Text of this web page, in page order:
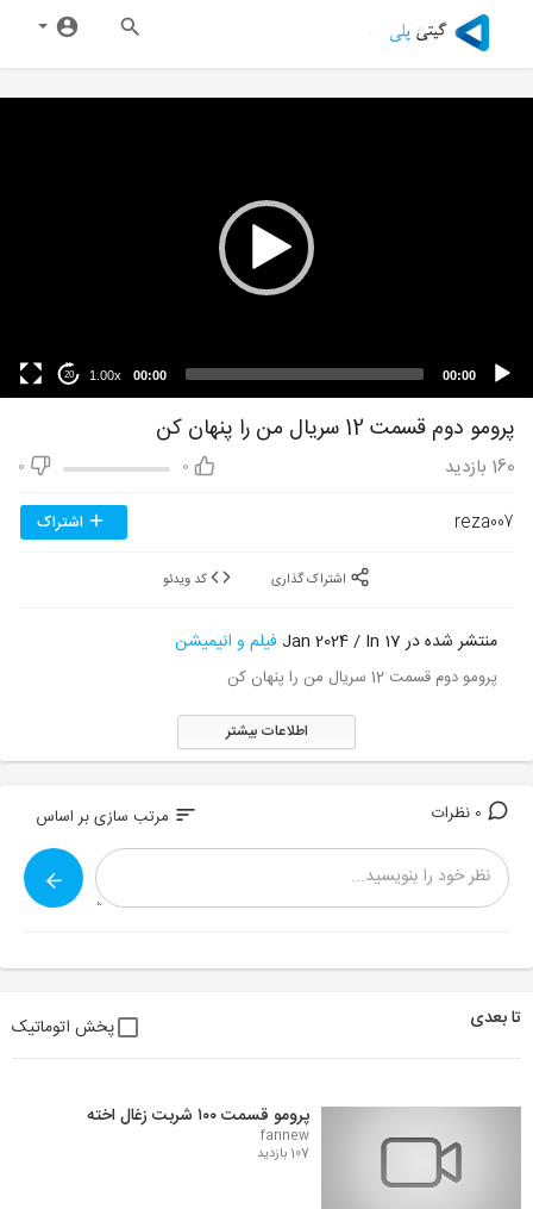
00:00
00:00
1.00x
20
پرومو دوم قسمت 12 سریال من را پنهان کن
0
0 160 بازدید
reza007 اشتراک
منتشر شده در 17 Jan 2024 / In فیلم و انیمیشن
پرومو دوم قسمت 12 سریال من را پنهان کن
اطلاعات بیشتر
sort مرتب سازی بر اساس
تا بعدی پخش اتوماتیک
پرومو قسمت ۱۰۰ شربت زغال اخته
fannew
107 بازدید